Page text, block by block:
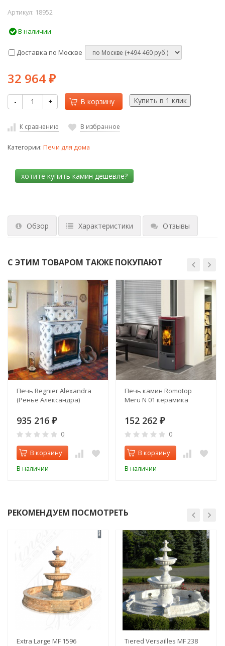
Артикул: 18952
В наличии
Доставка по Москве
32 964 ₽
- + В корзину
К сравнению В избранное
Категории: Печи для дома
Обзор Характеристики Отзывы
С ЭТИМ ТОВАРОМ ТАКЖЕ ПОКУПАЮТ
Печь Regnier Alexandra
(Ренье Александра)
935 216 ₽
0
В корзину
В наличии
Печь камин Romotop
Meru N 01 керамика
152 262 ₽
0
В корзину
В наличии
РЕКОМЕНДУЕМ ПОСМОТРЕТЬ
Extra Large MF 1596 Tiered Versailles MF 238